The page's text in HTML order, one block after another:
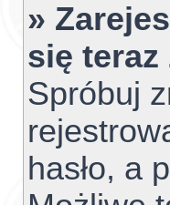
»
się
Spróbuj
hasło, a